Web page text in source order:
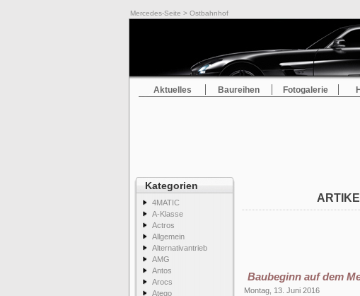
Mercedes-Seite > Ostbahnhof
Aktuelles Baureihen Fotogalerie
Kategorien
4MATIC
A-Klasse
Actros
Allgemein
Alternativantrieb
AMG
Antos
Arocs
Atego
Baubeginn auf dem
Montag, 13. Juni 2016